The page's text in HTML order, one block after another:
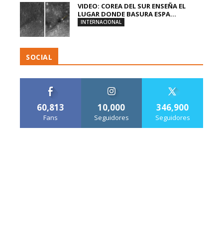
VIDEO: COREA DEL SUR ENSEÑA EL
LUGAR DONDE BASURA ESPA...
INTERNACIONAL
SOCIAL
60,813
Fans
10,000
Seguidores
346,900
Seguidores